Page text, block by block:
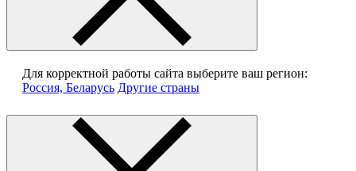
Для корректной работы сайта выберите ваш регион:
Россия, Беларусь Другие страны